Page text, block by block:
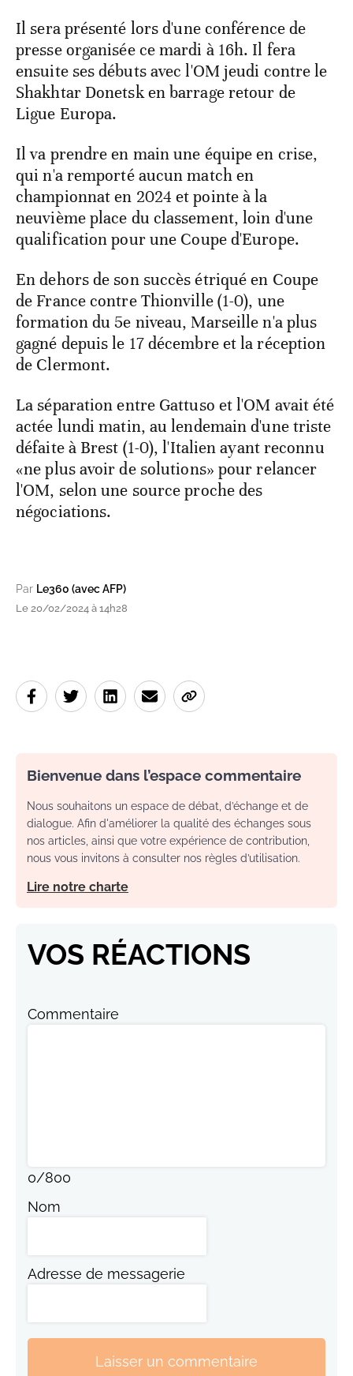
Il sera présenté lors d'une conférence de
presse organisée ce mardi à 16h. Il fera
ensuite ses débuts avec l'OM jeudi contre le
Shakhtar Donetsk en barrage retour de
Ligue Europa.
Il va prendre en main une équipe en crise,
qui n'a remporté aucun match en
championnat en 2024 et pointe à la
neuvième place du classement, loin d'une
qualification pour une Coupe d'Europe.
En dehors de son succès étriqué en Coupe
de France contre Thionville (1-0), une
formation du 5e niveau, Marseille n'a plus
gagné depuis le 17 décembre et la réception
de Clermont.
La séparation entre Gattuso et l'OM avait été
actée lundi matin, au lendemain d'une triste
défaite à Brest (1-0), l'Italien ayant reconnu
«ne plus avoir de solutions» pour relancer
l'OM, selon une source proche des
négociations.
Par Le360 (avec AFP)
Le 20/02/2024 à 14h28
Bienvenue dans l’espace commentaire
Nous souhaitons un espace de débat, d’échange et de
dialogue. Afin d'améliorer la qualité des échanges sous
nos articles, ainsi que votre expérience de contribution,
nous vous invitons à consulter nos règles d’utilisation.
Lire notre charte
VOS RÉACTIONS
Commentaire
0/800
Nom
Adresse de messagerie
Laisser un commentaire